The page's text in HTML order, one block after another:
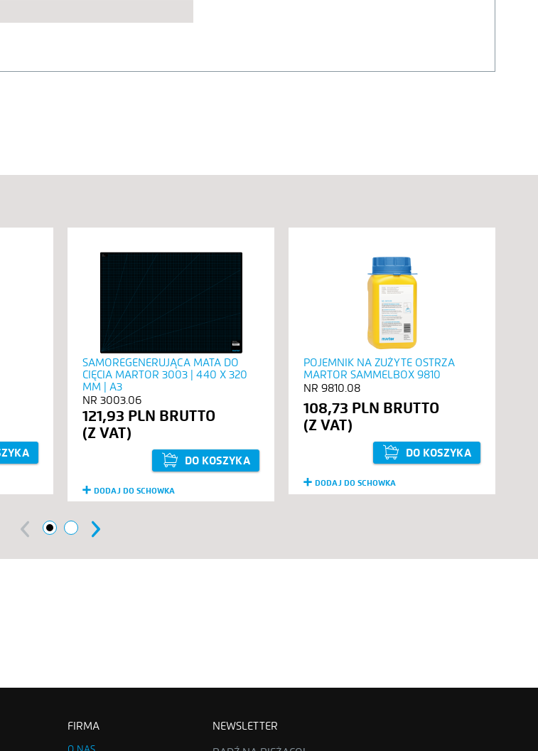
Previous
SAMOREGENERUJĄCA MATA DO
CIĘCIA MARTOR 3003 | 440 X 320
MM | A3
3003.06
121,93 PLN
DO KOSZYKA
DODAJ DO SCHOWKA
POJEMNIK NA ZUŻYTE OSTRZA
MARTOR SAMMELBOX 9810
9810.08
108,73 PLN
DO KOSZYKA
DODAJ DO SCHOWKA
Next
1
FIRMA
NEWSLETTER